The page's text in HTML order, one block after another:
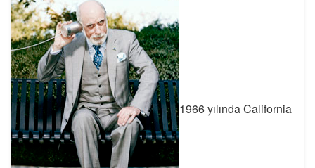
1966 yılında California